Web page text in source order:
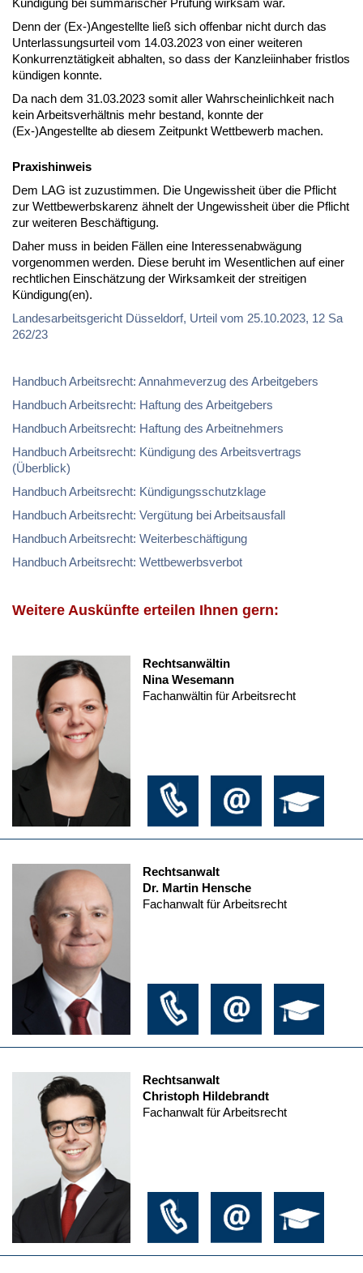
Denn der (Ex-)Angestellte ließ sich offenbar nicht durch das
Unterlassungsurteil vom 14.03.2023 von einer weiteren
Konkurrenztätigkeit abhalten, so dass der Kanzleiinhaber fristlos
kündigen konnte.
Da nach dem 31.03.2023 somit aller Wahrscheinlichkeit nach
kein Arbeitsverhältnis mehr bestand, konnte der
(Ex-)Angestellte ab diesem Zeitpunkt Wettbewerb machen.
Praxishinweis
Dem LAG ist zuzustimmen. Die Ungewissheit über die Pflicht
zur Wettbewerbskarenz ähnelt der Ungewissheit über die Pflicht
zur weiteren Beschäftigung.
Daher muss in beiden Fällen eine Interessenabwägung
vorgenommen werden. Diese beruht im Wesentlichen auf einer
rechtlichen Einschätzung der Wirksamkeit der streitigen
Kündigung(en).
Landesarbeitsgericht Düsseldorf, Urteil vom 25.10.2023, 12 Sa
262/23
Handbuch Arbeitsrecht: Annahmeverzug des Arbeitgebers
Handbuch Arbeitsrecht: Haftung des Arbeitgebers
Handbuch Arbeitsrecht: Haftung des Arbeitnehmers
Handbuch Arbeitsrecht: Kündigung des Arbeitsvertrags
(Überblick)
Handbuch Arbeitsrecht: Kündigungsschutzklage
Handbuch Arbeitsrecht: Vergütung bei Arbeitsausfall
Handbuch Arbeitsrecht: Weiterbeschäftigung
Handbuch Arbeitsrecht: Wettbewerbsverbot
Weitere Auskünfte erteilen Ihnen gern:
Rechtsanwältin
Nina Wesemann
Fachanwältin für Arbeitsrecht
Rechtsanwalt
Dr. Martin Hensche
Fachanwalt für Arbeitsrecht
Rechtsanwalt
Christoph Hildebrandt
Fachanwalt für Arbeitsrecht